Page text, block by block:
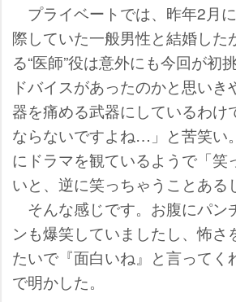
プライベートでは、昨年2月
際していた一般男性と結婚した
る“医師”役は意外にも今回が初
ドバイスがあったのかと思いき
器を痛める武器にしているわけ
ならないですよね…」と苦笑い
にドラマを観ているようで「笑
いと、逆に笑っちゃうことある
そんな感じです。お腹にパン
ンも爆笑していましたし、怖さ
たいで『面白いね』と言ってく
で明かした。